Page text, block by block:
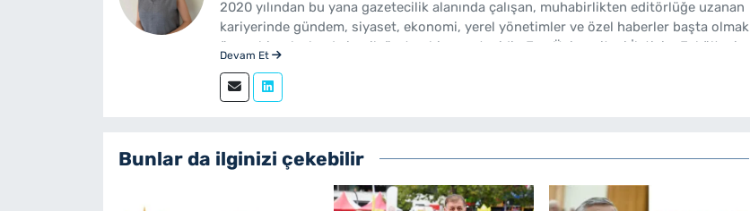
2020 yılından bu yana gazetecilik alanında çalışan, muhabirlikten editörlüğe uzanan
kariyerinde gündem, siyaset, ekonomi, yerel yönetimler ve özel haberler başta olmak
üzere birçok alanda içerik üreten bir gazetecidir. Ege Üniversitesi İletişim Fakültesi
sürdürmektedir.
Devam Et
Bunlar da ilginizi çekebilir